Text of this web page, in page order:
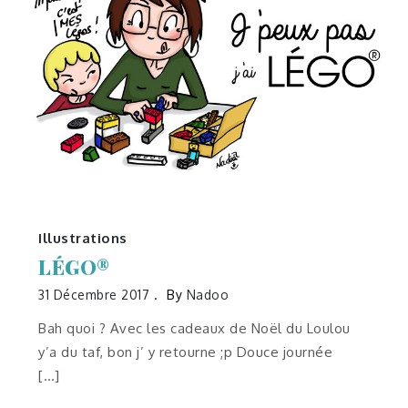
Illustrations
LÉGO®
31 Décembre 2017 By Nadoo
Bah quoi ? Avec les cadeaux de Noël du Loulou
y’a du taf, bon j’ y retourne ;p Douce journée
[…]